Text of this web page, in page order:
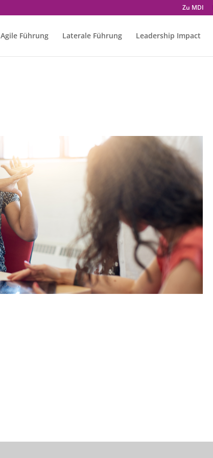
Zu MDI
Agile Führung Laterale Führung Leadership Impact